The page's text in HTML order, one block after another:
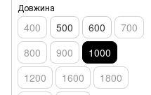
Довжина
400 500 600
700
800
900
1000
1200
1600
1800